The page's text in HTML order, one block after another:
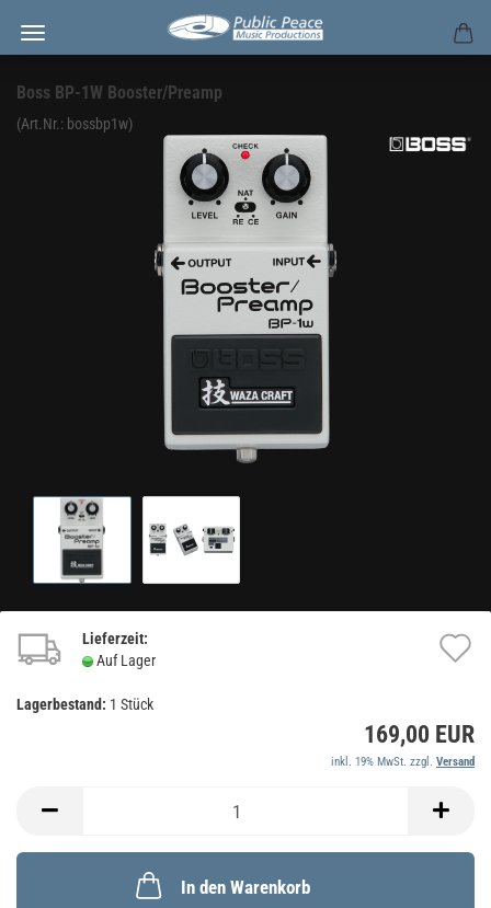
Boss BP-1W Booster/Preamp
(Art.Nr.: bossbp1w)
Lieferzeit:
Auf Lager
Lagerbestand: 1 Stück
169,00 EUR
inkl. 19% MwSt. zzgl. Versand
In den Warenkorb